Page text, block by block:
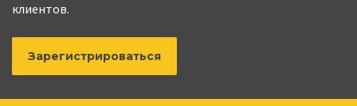
клиентов.
Зарегистрироваться